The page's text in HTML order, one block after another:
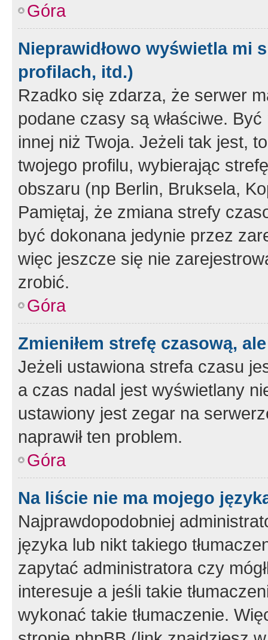
Góra
Nieprawidłowo wyświetla mi
profilach, itd.)
Rzadko się zdarza, że serwer
podane czasy są właściwe.
innej niż Twoja. Jeżeli tak jest,
twojego profilu, wybierając
obszaru (np Berlin, Bruksela,
Pamiętaj, że zmiana strefy
być dokonana jedynie przez
więc jeszcze się nie
zrobić.
Góra
Zmieniłem strefę czasową,
Jeżeli ustawiona strefa czasu
a czas nadal jest wyświetlany
ustawiony jest zegar na
naprawił ten problem.
Góra
Na liście nie ma mojego
Najprawdopodobniej
języka lub nikt takiego
zapytać administratora czy
interesuje a jeśli takie
wykonać takie tłumaczenie.